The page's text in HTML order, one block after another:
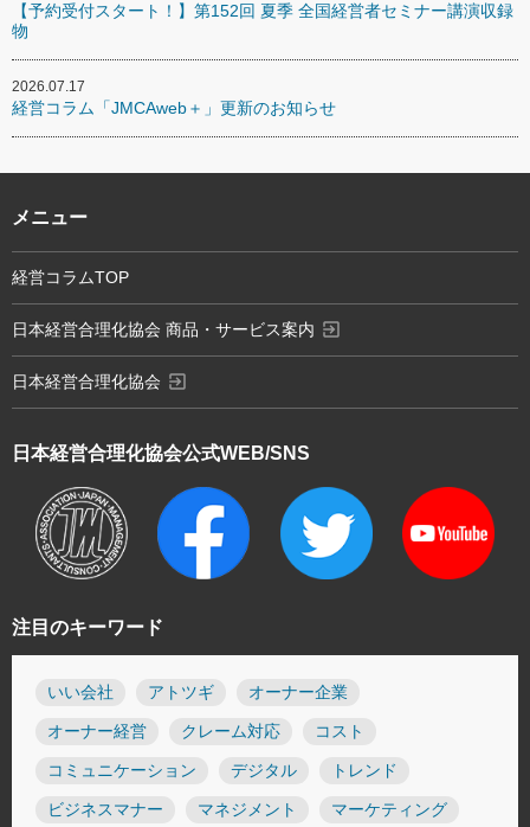
【予約受付スタート！】第152回 夏季 全国経営者セミナー講演収録
物
2026.07.17
経営コラム「JMCAweb＋」更新のお知らせ
注目のキーワード
いい会社 アトツギ オーナー企業
オーナー経営 クレーム対応 コスト
コミュニケーション デジタル トレンド
ビジネスマナー マネジメント マーケティング
日本経営合理化協会公式WEB/SNS
メニュー
経営コラムTOP
日本経営合理化協会 商品・サービス案内 exit_to_app
日本経営合理化協会 exit_to_app